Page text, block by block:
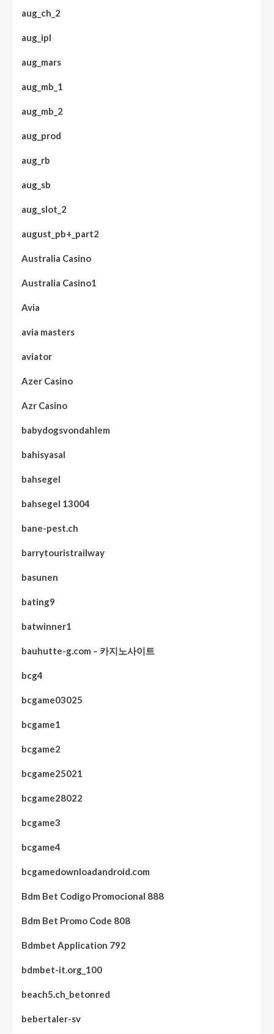
aug_ch_2
aug_ipl
aug_mars
aug_mb_1
aug_mb_2
aug_prod
aug_rb
aug_sb
aug_slot_2
august_pb+_part2
Australia Casino
Australia Casino1
Avia
avia masters
aviator
Azer Casino
Azr Casino
babydogsvondahlem
bahisyasal
bahsegel
bahsegel 13004
bane-pest.ch
barrytouristrailway
basunen
bating9
batwinner1
bauhutte-g.com – 카지노사이트
bcg4
bcgame03025
bcgame1
bcgame2
bcgame25021
bcgame28022
bcgame3
bcgame4
bcgamedownloadandroid.com
Bdm Bet Codigo Promocional 888
Bdm Bet Promo Code 808
Bdmbet Application 792
bdmbet-it.org_100
beach5.ch_betonred
bebertaler-sv